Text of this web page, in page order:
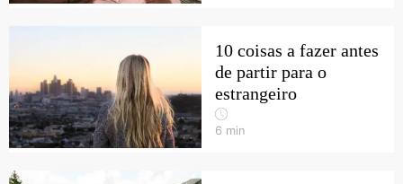
10 coisas a fazer antes
de partir para o
estrangeiro
6 min